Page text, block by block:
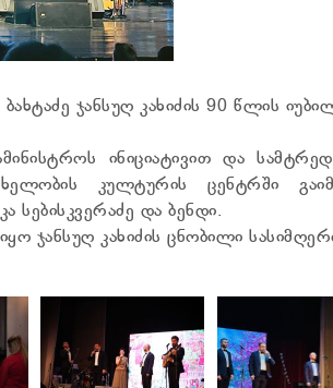
ჯანსუღ კახიძის 90 წლის
ინიციატივით და
კულტურის ცენტრში
სებისკვერაძე და ბენდი.
ჯანსუღ კახიძის ცნობილი